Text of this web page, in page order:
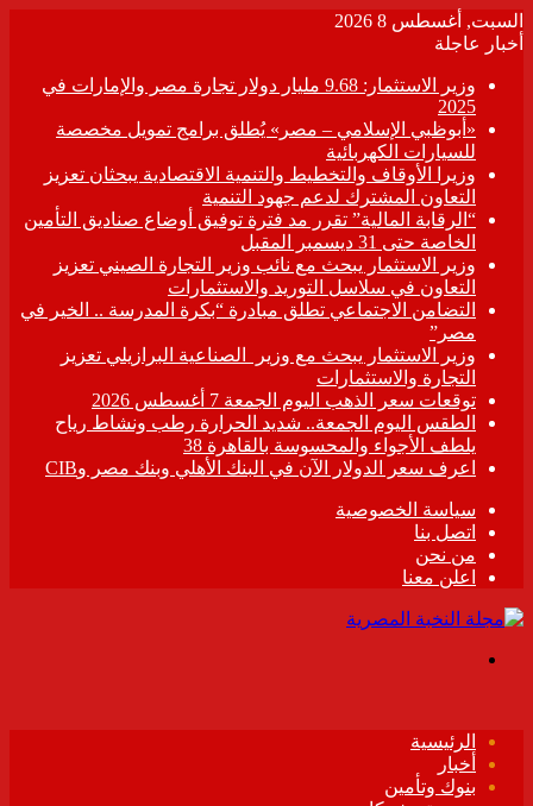
السبت, أغسطس 8 2026
أخبار عاجلة
وزير الاستثمار: 9.68 مليار دولار تجارة مصر والإمارات في
2025
«أبوظبي الإسلامي – مصر» يُطلق برامج تمويل مخصصة
للسيارات الكهربائية
وزيرا الأوقاف والتخطيط والتنمية الاقتصادية يبحثان تعزيز
التعاون المشترك لدعم جهود التنمية
“الرقابة المالية” تقرر مد فترة توفيق أوضاع صناديق التأمين
الخاصة حتى 31 ديسمبر المقبل
وزير الاستثمار يبحث مع نائب وزير التجارة الصيني تعزيز
التعاون في سلاسل التوريد والاستثمارات
التضامن الاجتماعي تطلق مبادرة “بكرة المدرسة .. الخير في
مصر”
وزير الاستثمار يبحث مع وزير الصناعية البرازيلي تعزيز
التجارة والاستثمارات
توقعات سعر الذهب اليوم الجمعة 7 أغسطس 2026
الطقس اليوم الجمعة.. شديد الحرارة رطب ونشاط رياح
يلطف الأجواء والمحسوسة بالقاهرة 38
اعرف سعر الدولار الآن في البنك الأهلي وبنك مصر وCIB
سياسة الخصوصية
اتصل بنا
من نحن
اعلن معنا
الرئيسية
أخبار
بنوك وتأمين